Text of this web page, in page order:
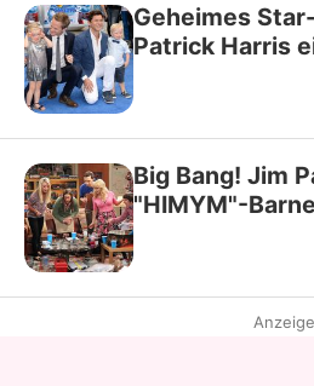
Geheimes
Patrick Harris
Big Bang! Jim
"HIMYM"-
Anzeige